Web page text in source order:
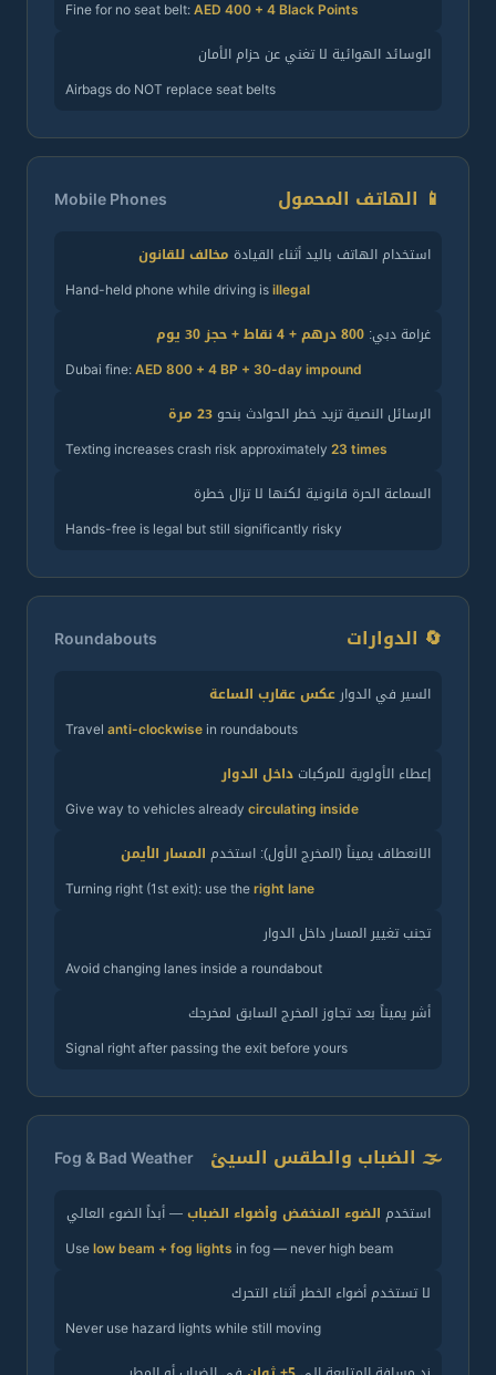
Fine for no seat belt: AED 400 + 4 Black Points
الوسائد الهوائية لا تغني عن حزام الأمان
Airbags do NOT replace seat belts
📱 الهاتف المحمول Mobile Phones
استخدام الهاتف باليد أثناء القيادة مخالف للقانون
Hand-held phone while driving is illegal
غرامة دبي: 800 درهم + 4 نقاط + حجز 30 يوم
Dubai fine: AED 800 + 4 BP + 30-day impound
الرسائل النصية تزيد خطر الحوادث بنحو 23 مرة
Texting increases crash risk approximately 23 times
السماعة الحرة قانونية لكنها لا تزال خطرة
Hands-free is legal but still significantly risky
🔄 الدوارات Roundabouts
السير في الدوار عكس عقارب الساعة
Travel anti-clockwise in roundabouts
إعطاء الأولوية للمركباتداخل الدوار
Give way to vehicles already circulating inside
الانعطاف يميناً (المخرج الأول): استخدم المسار الأيمن
Turning right (1st exit): use the right lane
تجنب تغيير المسار داخل الدوار
Avoid changing lanes inside a roundabout
أشر يميناً بعد تجاوز المخرج السابق لمخرجك
Signal right after passing the exit before yours
🌫️ الضباب والطقس السيئ Fog & Bad Weather
استخدم الضوء المنخفض وأضواء الضباب— أبداً الضوء العالي
Use low beam + fog lights in fog — never high beam
لا تستخدم أضواء الخطر أثناء التحرك
Never use hazard lights while still moving